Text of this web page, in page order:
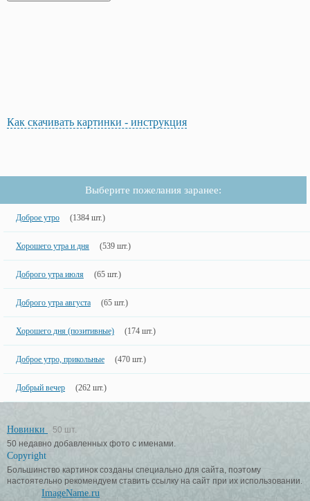
Как скачивать картинки - инструкция
Выберите пожелания заранее:
Доброе утро (1384 шт.)
Хорошего утра и дня (539 шт.)
Доброго утра июля (65 шт.)
Доброго утра августа (65 шт.)
Хорошего дня (позитивные) (174 шт.)
Доброе утро, прикольные (470 шт.)
Добрый вечер (262 шт.)
Новинки
50 шт.
50 недавно добавленных фото с именами.
Copyright
Большинство картинок созданы специально для сайта, поэтому
настоятельно рекомендуем ставить ссылку на сайт при их использовании.
ImageName.ru